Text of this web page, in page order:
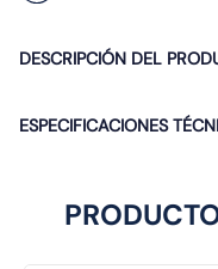
DESCRIPCIÓN DEL
ESPECIFICACIONES